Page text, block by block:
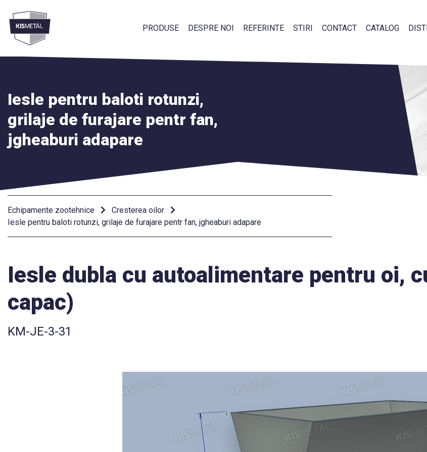
PRODUSE DESPRE NOI REFERINTE STIRI CONTACT CATALOG
Menü
Iesle pentru baloti rotunzi,
grilaje de furajare pentr fan,
jgheaburi adapare
Echipamente zootehnice
Cresterea oilor
Iesle pentru baloti rotunzi, grilaje de furajare pentr fan, jgheaburi adapare
Iesle dubla cu autoalimentare pentru oi,
capac)
KM-JE-3-31